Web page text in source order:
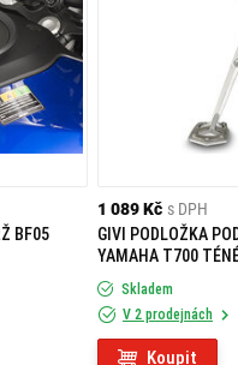
BF05
1 089 Kč s DPH
GIVI PODLOŽKA
YAMAHA T700
Skladem
V 2 prodejnách
Koupit